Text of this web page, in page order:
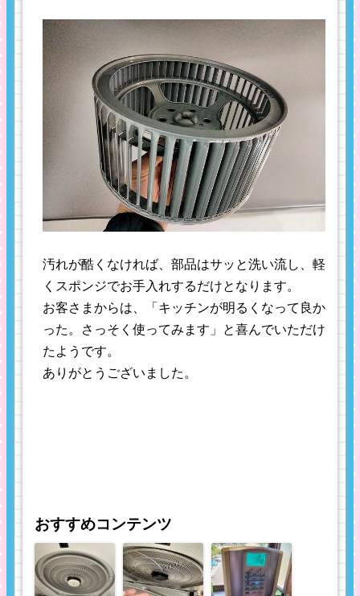
汚れが酷くなければ、部品はサッと洗い流し、軽
くスポンジでお手入れするだけとなります。
お客さまからは、「キッチンが明るくなって良か
った。さっそく使ってみます」と喜んでいただけ
たようです。
ありがとうございました。
おすすめコンテンツ